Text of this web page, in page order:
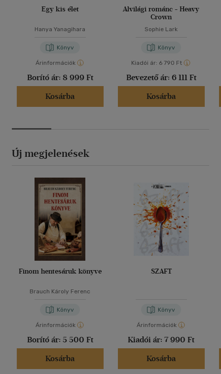
Egy kis élet
Hanya Yanagihara
Könyv
Árinformációk
Borító ár: 8 999 Ft
Kosárba
Alvilági románc - Heavy
Crown
Sophie Lark
Könyv
Kiadói ár: 6 790 Ft
Bevezető ár: 6 111 Ft
Kosárba
Új megjelenések
Finom hentesáruk könyve
Brauch Károly Ferenc
Könyv
Árinformációk
Borító ár: 5 500 Ft
Kosárba
SZAFT
Könyv
Árinformációk
Kiadói ár: 7 990 Ft
Kosárba